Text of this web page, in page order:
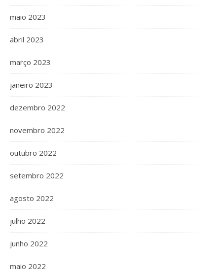
maio 2023
abril 2023
março 2023
janeiro 2023
dezembro 2022
novembro 2022
outubro 2022
setembro 2022
agosto 2022
julho 2022
junho 2022
maio 2022